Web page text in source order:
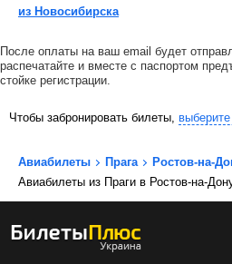
из Новосибирска
После оплаты на ваш email будет
распечатайте и вместе с паспортом
стойке регистрации.
Чтобы забронировать билеты,
Авиабилеты Прага
Ростов-на-
Авиабилеты из Праги в Ростов-на-